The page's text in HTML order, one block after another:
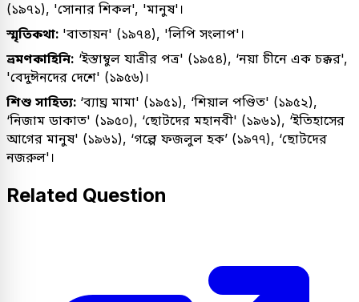
(১৯৭১), 'সোনার শিকল', 'মানুষ'।
স্মৃতিকথা: 'বাতায়ন' (১৯৭৪), 'লিপি সংলাপ'।
ভ্রমণকাহিনি: ‘ইস্তাম্বুল যাত্রীর পত্র' (১৯৫৪), ‘নয়া চীনে এক চক্কর',
'বেদুঈনদের দেশে' (১৯৫৬)।
শিশু সাহিত্য: ‘ব্যাঘ্র মামা' (১৯৫১), ‘শিয়াল পণ্ডিত' (১৯৫২),
‘নিজাম ডাকাত' (১৯৫০), ‘ছোটদের মহানবী' (১৯৬১), ‘ইতিহাসের
আগের মানুষ' (১৯৬১), ‘গল্পে ফজলুল হক’ (১৯৭৭), ‘ছোটদের
নজরুল'।
Related Question